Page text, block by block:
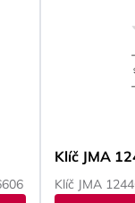
Klíč JMA
Klíč JMA